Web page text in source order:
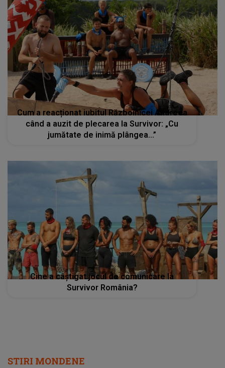
Cum a reacționat iubitul Războinicei Andreea
când a auzit de plecarea la Survivor: „Cu
jumătate de inimă plângea...”
Cine a câştigat jocul de comunicare la
Survivor România?
STIRI MONDENE